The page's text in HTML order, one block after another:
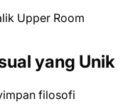
yang Unik
filosofi